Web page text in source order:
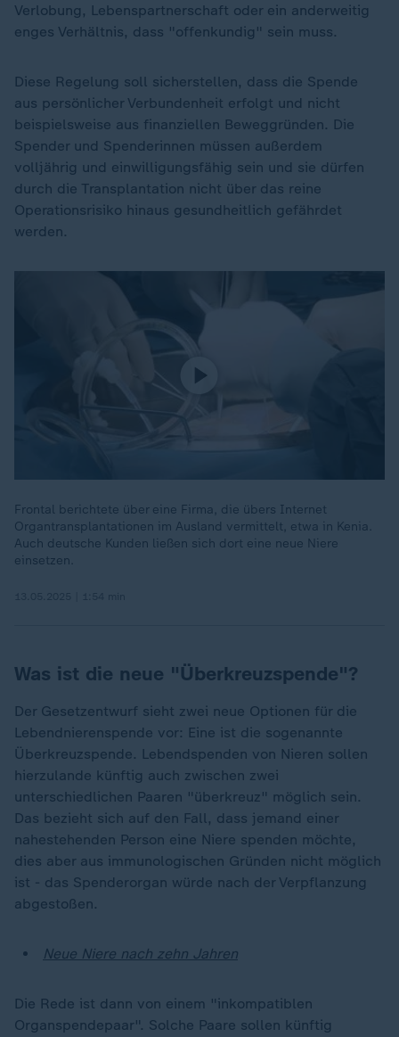
Verlobung, Lebenspartnerschaft oder ein anderweitig
enges Verhältnis, dass "offenkundig" sein muss.
Diese Regelung soll sicherstellen, dass die Spende
aus persönlicher Verbundenheit erfolgt und nicht
beispielsweise aus finanziellen Beweggründen. Die
Spender und Spenderinnen müssen außerdem
volljährig und einwilligungsfähig sein und sie dürfen
durch die Transplantation nicht über das reine
Operationsrisiko hinaus gesundheitlich gefährdet
werden.
Frontal berichtete über eine Firma, die übers Internet
Organtransplantationen im Ausland vermittelt, etwa in Kenia.
Auch deutsche Kunden ließen sich dort eine neue Niere
einsetzen.
Was ist die neue "Überkreuzspende"?
Der Gesetzentwurf sieht zwei neue Optionen für die
Lebendnierenspende vor: Eine ist die sogenannte
Überkreuzspende. Lebendspenden von Nieren sollen
hierzulande künftig auch zwischen zwei
unterschiedlichen Paaren "überkreuz" möglich sein.
Das bezieht sich auf den Fall, dass jemand einer
nahestehenden Person eine Niere spenden möchte,
dies aber aus immunologischen Gründen nicht möglich
ist - das Spenderorgan würde nach der Verpflanzung
abgestoßen.
Neue Niere nach zehn Jahren
Die Rede ist dann von einem "inkompatiblen
Organspendepaar". Solche Paare sollen künftig